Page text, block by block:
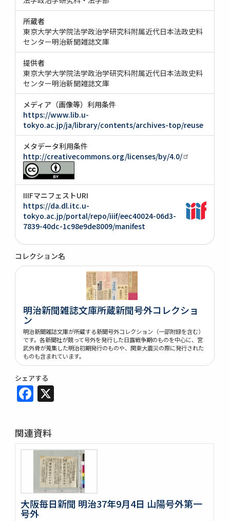
所蔵者
東京大学大学院法学政治学研究科附属近代日本法政史料
センター明治新聞雑誌文庫
提供者
東京大学大学院法学政治学研究科附属近代日本法政史料
センター明治新聞雑誌文庫
メディア（画像等）利用条件
https://www.lib.u-
tokyo.ac.jp/ja/library/contents/archives-top/reuse
メタデータ利用条件
http://creativecommons.org/licenses/by/4.0/
IIIFマニフェストURI
https://da.dl.itc.u-
tokyo.ac.jp/portal/repo/iiif/eec40024-06d3-
7839-40dc-1c98e9de8009/manifest
コレクション名
明治新聞雑誌文庫所蔵新聞号外コレクショ
ン
明治新聞雑誌文庫が所蔵する新聞号外コレクション（一部附録を含む）
です。各新聞社が競って号外を発行した日露戦争期のものを中心に、宮
武外骨が蒐集した明治初期発行のものや、関東大震災の際に発行された
ものも含まれています。
シェアする
Facebook
関連資料
大阪毎日新聞 明治37年9月4日 山陽号外第一
号外